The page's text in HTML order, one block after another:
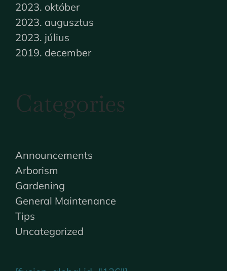
2023. október
2023. augusztus
2023. július
2019. december
Categories
Announcements
Arborism
Gardening
General Maintenance
Tips
Uncategorized